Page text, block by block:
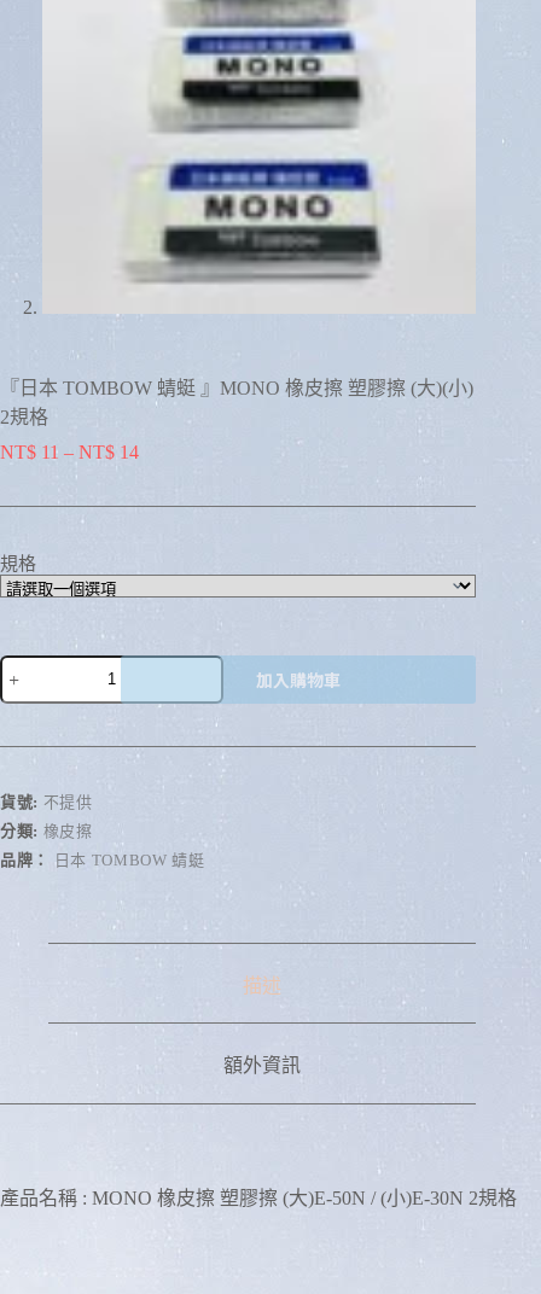
『日本 TOMBOW 蜻蜓 』MONO 橡皮擦 塑膠擦 (大)(小)
2規格
NT$ 11 – NT$ 14
規格
加入購物車
r
n
a
t
貨號: 不提供
分類: 橡皮擦
品牌：
日本 TOMBOW 蜻蜓
描述
額外資訊
產品名稱 : MONO 橡皮擦 塑膠擦 (大)E-50N / (小)E-30N 2規格